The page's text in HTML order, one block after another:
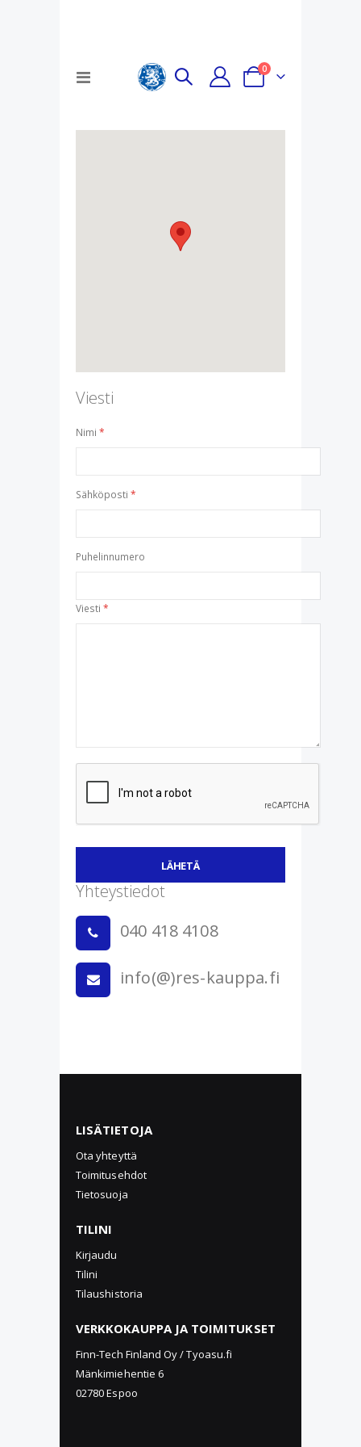
Toggle
Cart
0tuotteet
Viesti
Nimi
Sähköposti
Puhelinnumero
Viesti
LÄHETÄ
Yhteystiedot
040 418 4108
info(@)res-kauppa.fi
LISÄTIETOJA
Ota yhteyttä
Toimitusehdot
Tietosuoja
TILINI
Kirjaudu
Tilini
Tilaushistoria
VERKKOKAUPPA JA TOIMITUKSET
Finn-Tech Finland Oy / Tyoasu.fi
Mänkimiehentie 6
02780 Espoo